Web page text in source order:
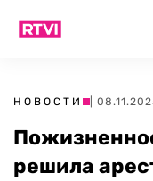
НОВОСТИ |
решила